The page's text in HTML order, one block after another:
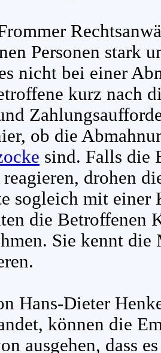
Personen stark
nicht bei einer
kurz nach
ob die
sind. Falls die
drohen
sogleich mit einer
die Betroffenen
Sie kennt die
Hans-Dieter
können die
ausgehen, dass